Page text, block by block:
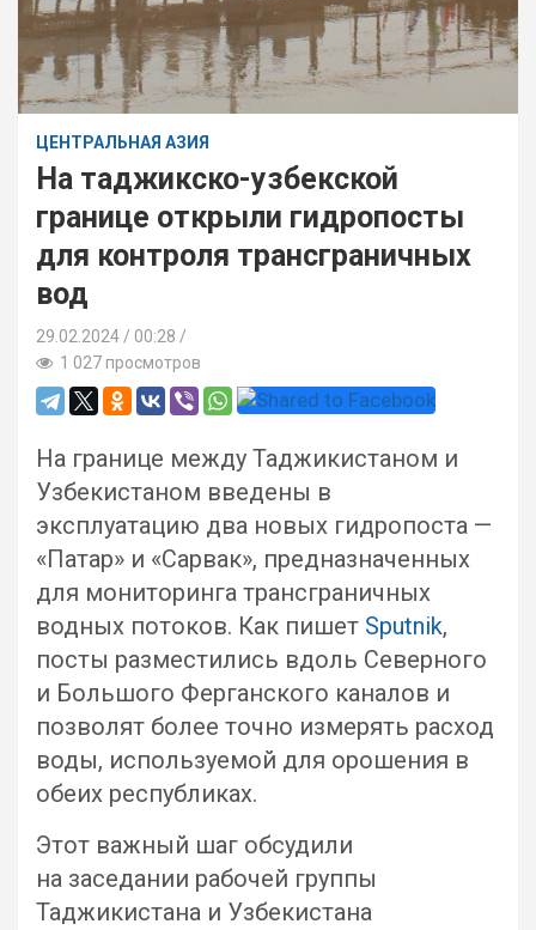
ЦЕНТРАЛЬНАЯ АЗИЯ
На таджикско-узбекской
границе открыли гидропосты
для контроля трансграничных
вод
29.02.2024
00:28 /
1 027 просмотров
На границе между Таджикистаном и
Узбекистаном введены в
эксплуатацию два новых гидропоста —
«Патар» и «Сарвак», предназначенных
для мониторинга трансграничных
водных потоков. Как пишет Sputnik,
посты разместились вдоль Северного
и Большого Ферганского каналов и
позволят более точно измерять расход
воды, используемой для орошения в
обеих республиках.
Этот важный шаг обсудили
на заседании рабочей группы
Таджикистана и Узбекистана